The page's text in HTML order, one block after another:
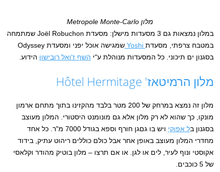
מלון Metropole Monte-Carlo
במלון נמצאות גם 3 מסעדות מישלן: מסעדת Joël Robuchon שמתמחה
במטבח צרפתי, מסעדת Yoshi
שמגישה אוכל יפני ומסעדת Odyssey
בסגנון ים תיכוני. כל המסעדות מנוהלת ע"י השף ז'ואל רובישון הידוע.
מלון הרמיטאז' Hôtel Hermitage
מלון זה נמצא במרחק של 200 מטר בלבד מהקזינו בתוך מתחם ארמון
מונקו, כך שהוא לא רק מלון אלא גם מונומנט היסטורי. המלון מעוצב
בסגנון בל אפוקי
ויש בו גםגן חורף וספא בגודל 7000 מ"ר. כל אחד
מחדרי המלון מעוצב באופן אחר אבל כולם כוללים ריהוט עתיק, בידוד
אקוסטי ונוף לעיר, לים או לגן. או אם תרצו – מלון בוטיק מהודר וקלאסי
של 5 כוכבים.